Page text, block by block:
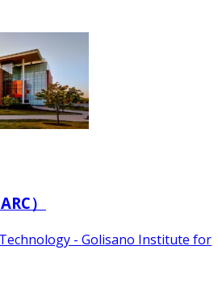
）
- Golisano Institute for